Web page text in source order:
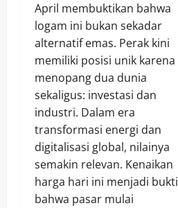
April membuktikan bahwa
logam ini bukan sekadar
alternatif emas. Perak kini
memiliki posisi unik karena
menopang dua dunia
sekaligus: investasi dan
industri. Dalam era
transformasi energi dan
digitalisasi global, nilainya
semakin relevan. Kenaikan
harga hari ini menjadi bukti
bahwa pasar mulai